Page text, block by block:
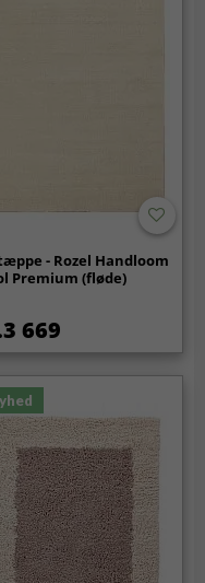
- Rozel Handloom
Premium (fløde)
669